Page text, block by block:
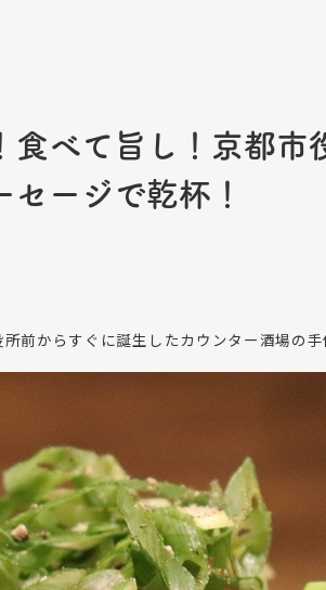
べて旨し！京都市
ージで乾杯！
前からすぐに誕生したカウンター酒場の